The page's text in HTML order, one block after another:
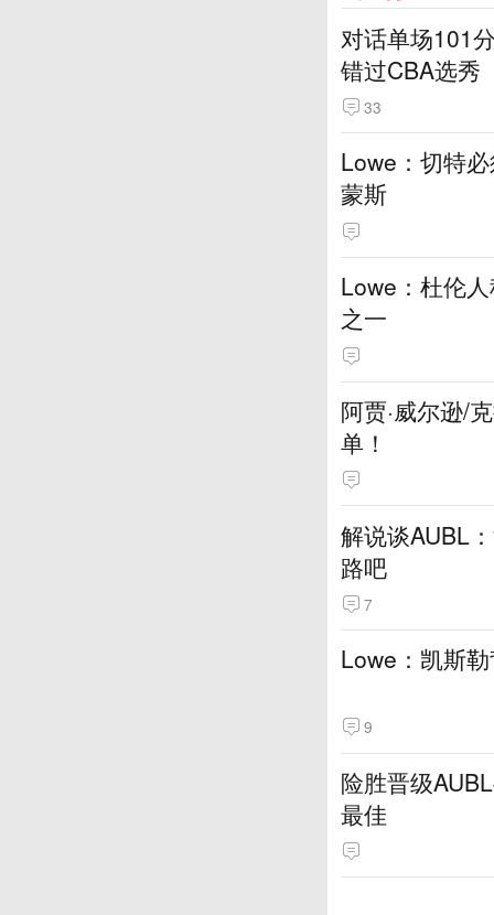
对话单场101
错过CBA选秀
33
Lowe：切特
蒙斯
Lowe：杜伦
之一
阿贾·威尔逊/
单！
解说谈AUBL
路吧
7
Lowe：凯斯
9
险胜晋级
最佳